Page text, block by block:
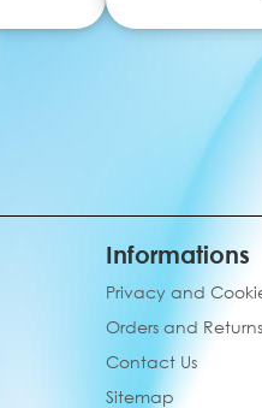
Informations
Privacy and
Orders and Returns
Contact Us
Sitemap